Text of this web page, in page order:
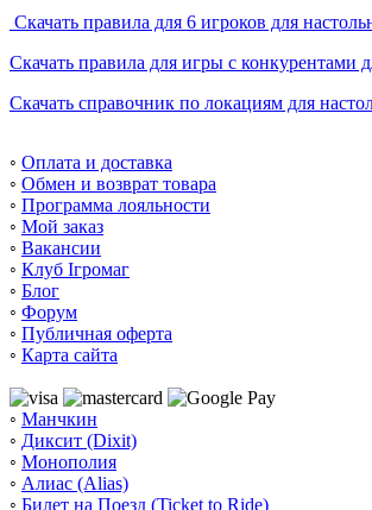
Скачать правила для 6 игроков для
Скачать правила для игры с
Скачать справочник по локациям для
◦ Оплата и доставка
◦ Обмен и возврат товара
◦ Программа лояльности
◦ Мой заказ
◦ Вакансии
◦ Клуб Ігромаг
◦ Блог
◦ Форум
◦ Публичная оферта
◦ Карта сайта
◦ Манчкин
◦ Диксит (Dixit)
◦ Монополия
◦ Алиас (Alias)
◦ Билет на Поезд (Ticket to Ride)